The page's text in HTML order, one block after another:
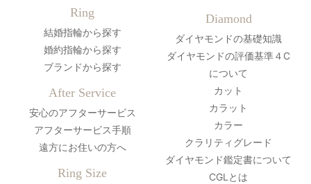
Ring
結婚指輪から探す
婚約指輪から探す
ブランドから探す
After Service
安心のアフターサービス
アフターサービス手順
遠方にお住いの方へ
Ring Size
Diamond
ダイヤモンドの基礎知識
ダイヤモンドの評価基準４C
について
カット
カラット
カラー
クラリティグレード
ダイヤモンド鑑定書について
CGLとは